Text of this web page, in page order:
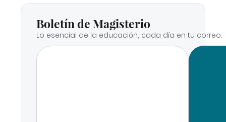
Boletín de Magisterio
Lo esencial de la educación, cada día en tu correo.